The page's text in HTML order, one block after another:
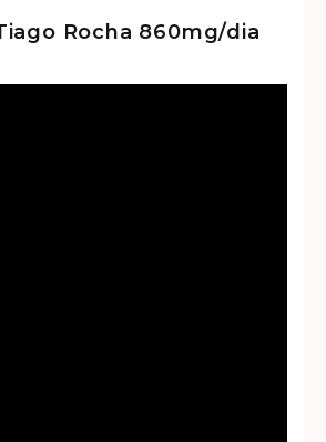
Rocha 860mg/dia